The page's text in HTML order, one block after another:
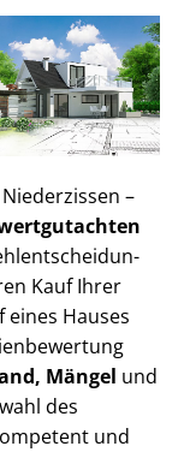
–
Kauf Ihrer
eines Hauses
Mängel und
des
und